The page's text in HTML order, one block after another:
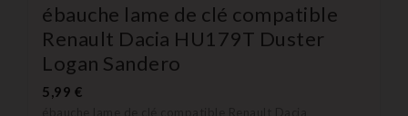
ébauche lame de clé compatible
Renault Dacia HU179T Duster
Logan Sandero
5,99 €